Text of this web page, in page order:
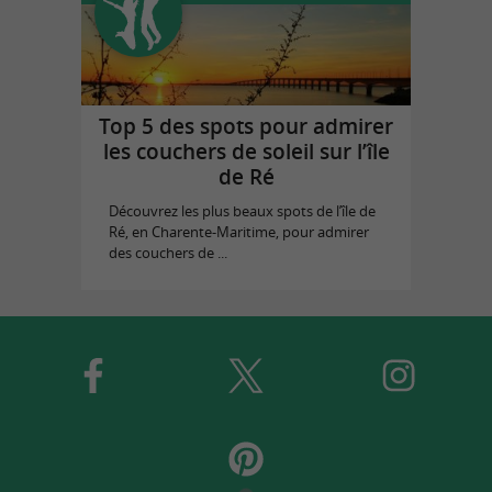
Top 5 des spots pour admirer
les couchers de soleil sur l’île
de Ré
Découvrez les plus beaux spots de l’île de
Ré, en Charente-Maritime, pour admirer
des couchers de ...